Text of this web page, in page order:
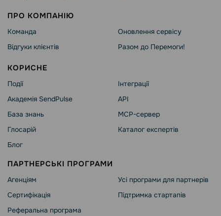
ПРО КОМПАНІЮ
Команда
Відгуки клієнтів
Оновлення сервісу
Разом до Перемоги!
КОРИСНЕ
Події
Академія SendPulse
База знань
Глосарій
Блог
Інтеграції
API
MCP-сервер
Каталог експертів
ПАРТНЕРСЬКІ ПРОГРАМИ
Агенціям
Сертифікація
Реферальна програма
Усі програми для партнерів
Підтримка стартапів